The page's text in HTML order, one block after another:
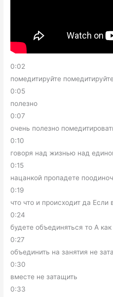
0:02
помедитируйте
0:05
полезно
0:07
очень полезно
0:10
говоря над жизнью над
0:15
нацанкой пропадете
0:19
что что и происходит да Если
0:24
будете объединяться то А как
0:27
объединить на занятия не
0:30
вместе не затащить
0:33